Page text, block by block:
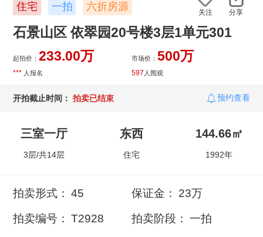
住宅 一拍 六折房源 关注 分享
石景山区 依翠园20号楼3层1单元301
起拍价：233.00万 市场价： 500万
*** 人报名 597 人围观
开拍截止时间： 拍卖已结束 预约查看
三室一厅
3层/共14层
东西
住宅
144.66㎡
1992年
拍卖形式： 45 保证金： 23万
拍卖编号： T2928 拍卖阶段： 一拍